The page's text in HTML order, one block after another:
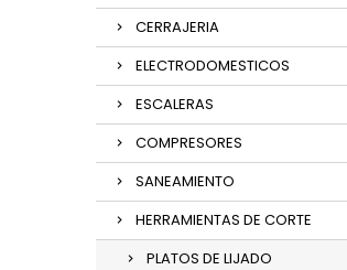
CERRAJERIA
ELECTRODOMESTICOS
ESCALERAS
COMPRESORES
SANEAMIENTO
HERRAMIENTAS DE CORTE
PLATOS DE LIJADO